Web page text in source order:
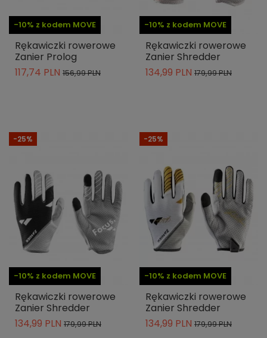
-10% z kodem MOVE
Rękawiczki rowerowe
Zanier Prolog
117,74 PLN 156,99 PLN
-10% z kodem MOVE
Rękawiczki rowerowe
Zanier Shredder
134,99 PLN 179,99 PLN
-10% z kodem MOVE
-25%
Rękawiczki rowerowe
Zanier Shredder
134,99 PLN 179,99 PLN
-10% z kodem MOVE
-25%
Rękawiczki rowerowe
Zanier Shredder
134,99 PLN 179,99 PLN